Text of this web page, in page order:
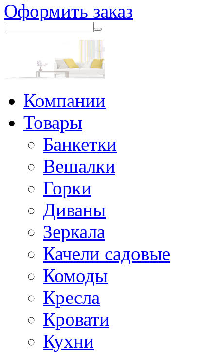
Оформить заказ
Компании
Товары
Банкетки
Вешалки
Горки
Диваны
Зеркала
Качели садовые
Комоды
Кресла
Кровати
Кухни